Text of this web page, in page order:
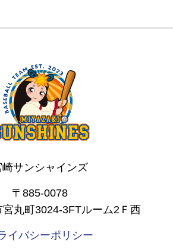
崎サンシャインズ
〒885-0078
丸町3024-3FTルーム2Ｆ西
イバシーポリシー